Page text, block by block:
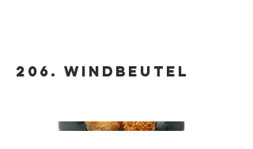
206. Windbeutel